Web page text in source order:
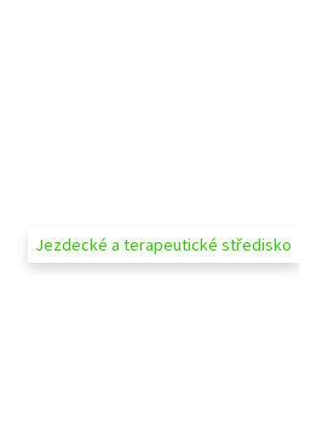
Jezdecké a terapeutické středisko